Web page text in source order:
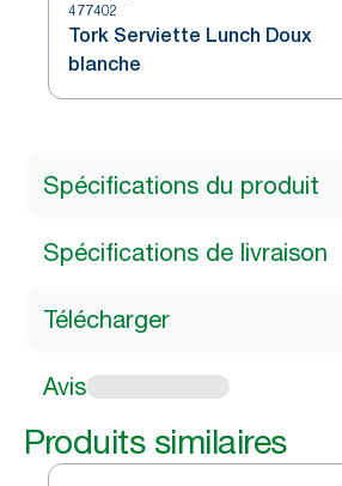
477402
Tork Serviette Lunch Doux
blanche
Spécifications du produit
Spécifications de livraison
Télécharger
Avis
Produits similaires